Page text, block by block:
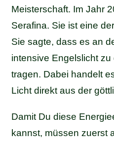
Meisterschaft. Im Jahr
Serafina. Sie ist eine
Sie sagte, dass es an
intensive Engelslicht
tragen. Dabei handelt
Licht direkt aus der
Damit Du diese
kannst, müssen zuerst